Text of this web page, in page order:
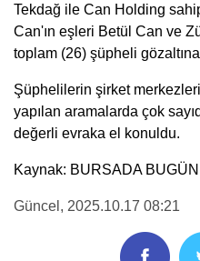
Tekdağ ile Can Holding
Can'ın eşleri Betül Can ve
toplam (26) şüpheli gözaltına
Şüphelilerin şirket
yapılan aramalarda çok
değerli evraka el konuldu.
Kaynak: BURSADA BUGÜN
Güncel , 2025.10.17 08:21